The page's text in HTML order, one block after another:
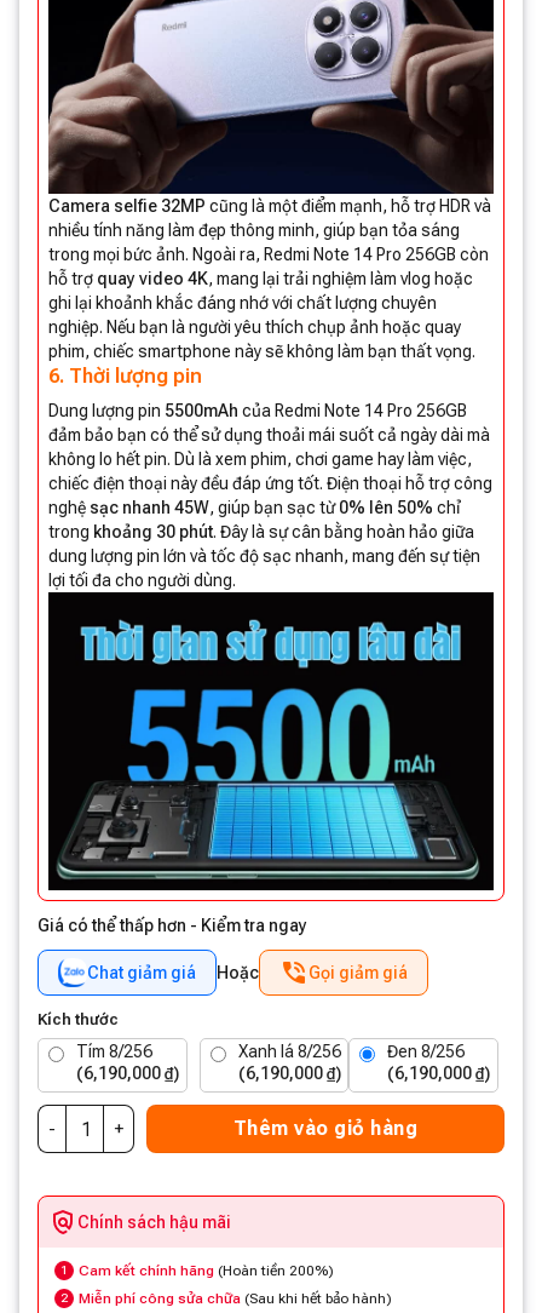
Camera selfie 32MP cũng là một điểm mạnh, hỗ trợ HDR và
nhiều tính năng làm đẹp thông minh, giúp bạn tỏa sáng
trong mọi bức ảnh. Ngoài ra, Redmi Note 14 Pro 256GB còn
hỗ trợ quay video 4K, mang lại trải nghiệm làm vlog hoặc
ghi lại khoảnh khắc đáng nhớ với chất lượng chuyên
nghiệp. Nếu bạn là người yêu thích chụp ảnh hoặc quay
phim, chiếc smartphone này sẽ không làm bạn thất vọng.
6. Thời lượng pin
Dung lượng pin 5500mAh của Redmi Note 14 Pro 256GB
đảm bảo bạn có thể sử dụng thoải mái suốt cả ngày dài mà
không lo hết pin. Dù là xem phim, chơi game hay làm việc,
chiếc điện thoại này đều đáp ứng tốt. Điện thoại hỗ trợ công
nghệ sạc nhanh 45W, giúp bạn sạc từ0% lên 50% chỉ
trong khoảng 30 phút. Đây là sự cân bằng hoàn hảo giữa
dung lượng pin lớn và tốc độ sạc nhanh, mang đến sự tiện
lợi tối đa cho người dùng.
Giá có thể thấp hơn - Kiểm tra ngay
Chat giảm giá Hoặc Gọi giảm giá
Kích thước
Tím 8/256
(6,190,000 ₫)
Xanh lá 8/256
(6,190,000 ₫)
Đen 8/256
(6,190,000 ₫)
Thêm vào giỏ hàng
Chính sách hậu mãi
1 Cam kết chính hãng (Hoàn tiền 200%)
2 Miễn phí công sửa chữa (Sau khi hết bảo hành)